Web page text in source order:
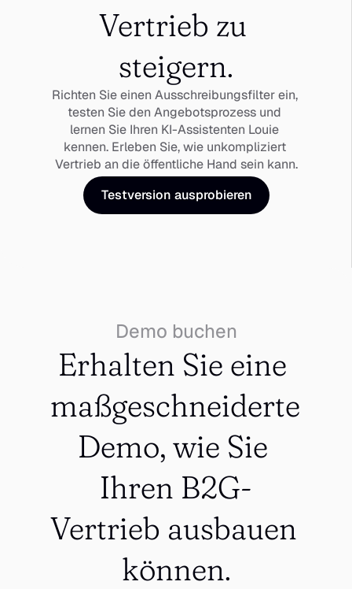
Vertrieb zu
steigern.
Richten Sie einen Ausschreibungsfilter ein,
testen Sie den Angebotsprozess und
lernen Sie Ihren KI-Assistenten Louie
kennen. Erleben Sie, wie unkompliziert
Vertrieb an die öffentliche Hand sein kann.
Testversion ausprobieren
Demo buchen
Erhalten Sie eine
maßgeschneiderte
Demo, wie Sie
Ihren B2G-
Vertrieb ausbauen
können.